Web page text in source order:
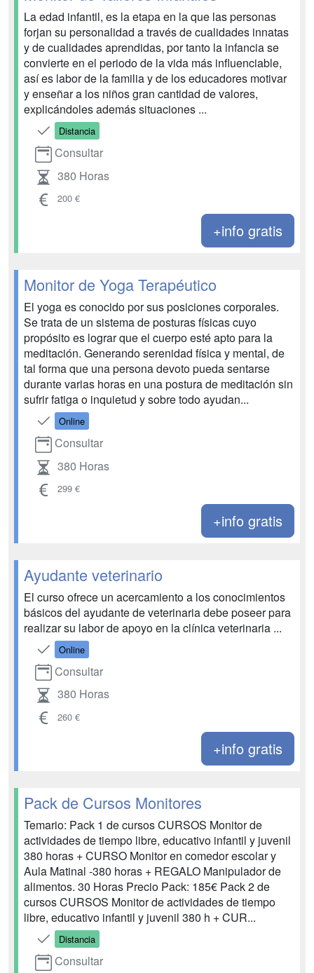
La edad infantil, es la etapa en la que las personas
forjan su personalidad a través de cualidades innatas
y de cualidades aprendidas, por tanto la infancia se
convierte en el periodo de la vida más influenciable,
así es labor de la familia y de los educadores motivar
y enseñar a los niños gran cantidad de valores,
explicándoles además situaciones ...
Distancia
Consultar
380 Horas
200 €
+info gratis
Monitor de Yoga Terapéutico
El yoga es conocido por sus posiciones corporales.
Se trata de un sistema de posturas físicas cuyo
propósito es lograr que el cuerpo esté apto para la
meditación. Generando serenidad física y mental, de
tal forma que una persona devoto pueda sentarse
durante varias horas en una postura de meditación sin
sufrir fatiga o inquietud y sobre todo ayudan...
Online
Consultar
380 Horas
299 €
+info gratis
Ayudante veterinario
El curso ofrece un acercamiento a los conocimientos
básicos del ayudante de veterinaria debe poseer para
realizar su labor de apoyo en la clínica veterinaria ...
Online
Consultar
380 Horas
260 €
+info gratis
Pack de Cursos Monitores
Temario: Pack 1 de cursos CURSOS Monitor de
actividades de tiempo libre, educativo infantil y juvenil
380 horas + CURSO Monitor en comedor escolar y
Aula Matinal -380 horas + REGALO Manipulador de
alimentos. 30 Horas Precio Pack: 185€ Pack 2 de
cursos CURSOS Monitor de actividades de tiempo
libre, educativo infantil y juvenil 380 h + CUR...
Distancia
Consultar